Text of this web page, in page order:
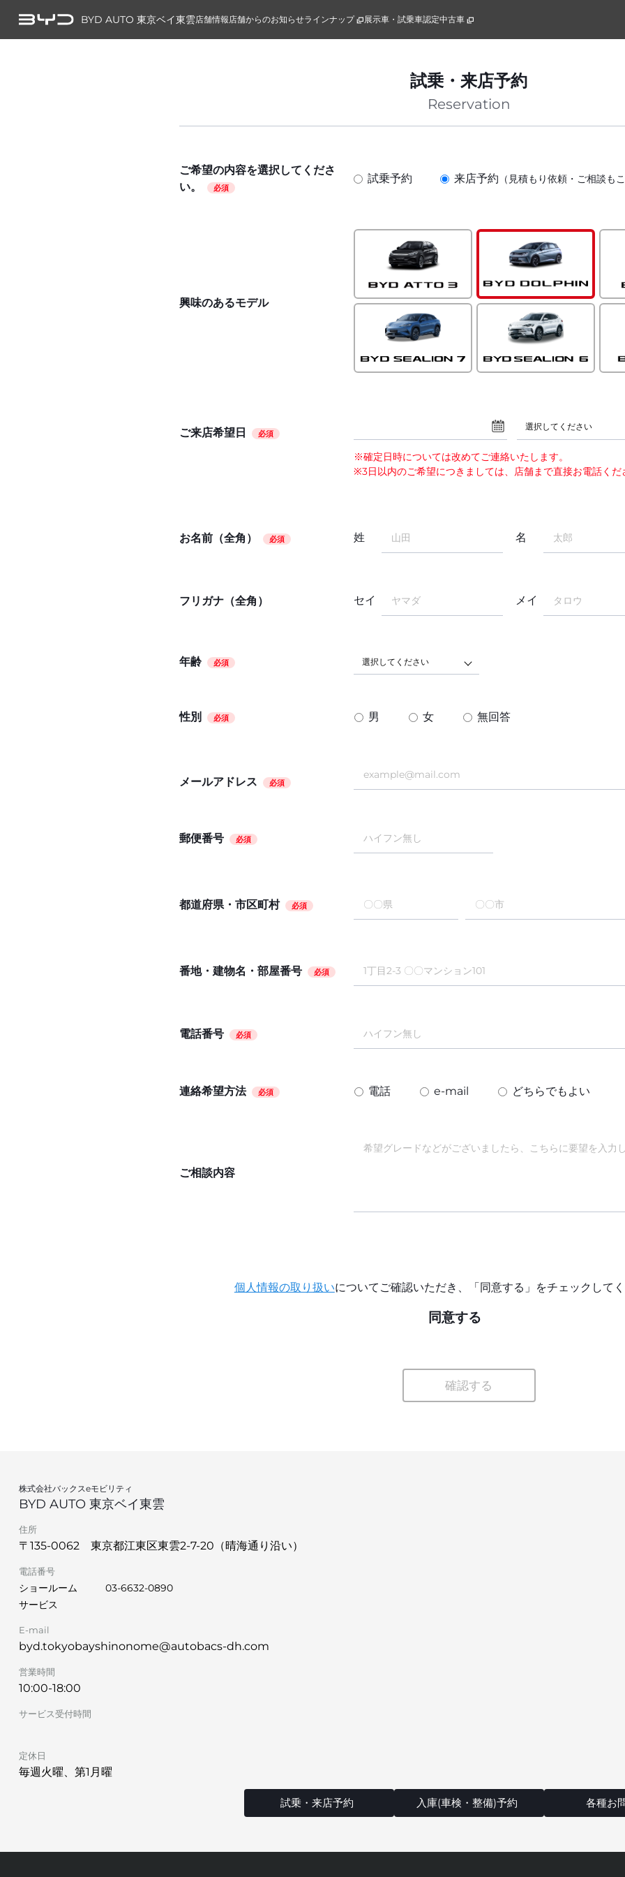
BYD AUTO 東京ベイ東雲店舗情報店舗からのお知らせラインナップ 展示車・試乗車認定中古車
試乗・来店予約
Reservation
ご希望の内容を選択してくださ
い。
必須
試乗予約 来店予約 （見積もり依頼・ご相談も
興味のあるモデル
ご来店希望日 必須
選択してください
※確定日時については改めてご連絡いたします。
※3日以内のご希望につきましては、店舗まで直接お電話くだ
お名前（全角） 必須 姓 名
フリガナ（全角） セイ メイ
年齢 必須 選択してください
性別 必須 男 女 無回答
メールアドレス 必須
郵便番号 必須
都道府県・市区町村 必須
番地・建物名・部屋番号 必須
電話番号 必須
連絡希望方法 必須 電話 e-mail どちらでもよい
ご相談内容
個人情報の取り扱いについてご確認いただき、「同意する」をチェックして
同意する
確認する
株式会社バックスeモビリティ
BYD AUTO 東京ベイ東雲
住所
〒135-0062 東京都江東区東雲2-7-20（晴海通り沿い）
電話番号
ショールーム
03-6632-0890
サービス
E-mail
byd.tokyobayshinonome@autobacs-dh.com
営業時間
10:00-18:00
サービス受付時間
定休日
毎週火曜、第1月曜
試乗・来店予約 入庫(車検・整備)予約 各種お